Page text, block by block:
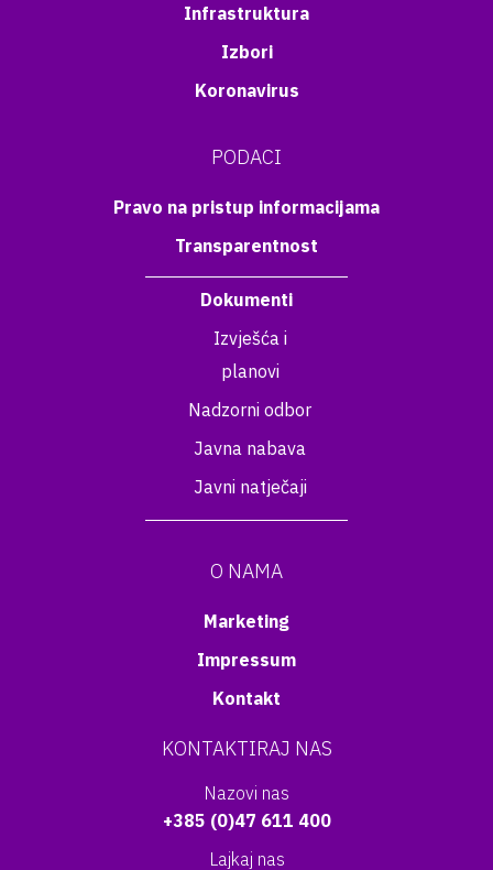
Infrastruktura
Izbori
Koronavirus
PODACI
Pravo na pristup informacijama
Transparentnost
Dokumenti
Izvješća i
planovi
Nadzorni odbor
Javna nabava
Javni natječaji
O NAMA
Marketing
Impressum
Kontakt
KONTAKTIRAJ NAS
Nazovi nas
+385 (0)47 611 400
Lajkaj nas